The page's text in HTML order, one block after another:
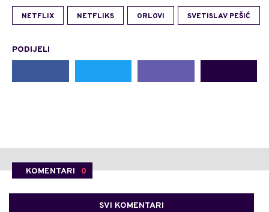
NETFLIX NETFLIKS ORLOVI SVETISLAV PEŠIĆ
PODIJELI
KOMENTARI 0
SVI KOMENTARI